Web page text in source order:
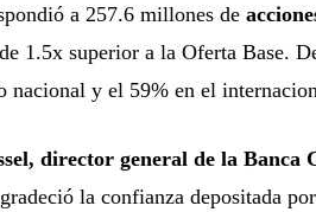
a 257.6 millones de
1.5x superior a la Oferta Base.
nacional y el 59% en el
director general de la Banca
la confianza depositada por